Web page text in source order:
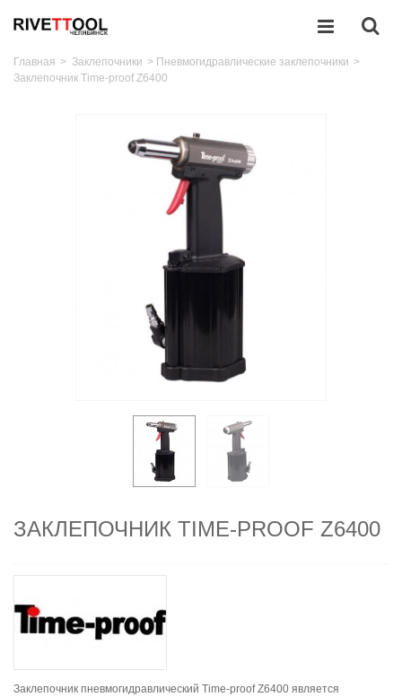
Главная > Заклепочники > Пневмогидравлические заклепочники >
Заклепочник Time-proof Z6400
ЗАКЛЕПОЧНИК TIME-PROOF Z6400
Заклепочник пневмогидравлический Time-proof Z6400 является